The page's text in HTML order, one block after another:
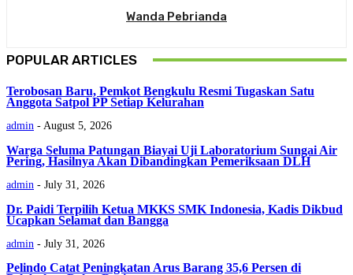
Wanda Pebrianda
POPULAR ARTICLES
Terobosan Baru, Pemkot Bengkulu Resmi Tugaskan Satu
Anggota Satpol PP Setiap Kelurahan
admin - August 5, 2026
Warga Seluma Patungan Biayai Uji Laboratorium Sungai Air
Pering, Hasilnya Akan Dibandingkan Pemeriksaan DLH
admin - July 31, 2026
Dr. Paidi Terpilih Ketua MKKS SMK Indonesia, Kadis Dikbud
Ucapkan Selamat dan Bangga
admin - July 31, 2026
Pelindo Catat Peningkatan Arus Barang 35,6 Persen di